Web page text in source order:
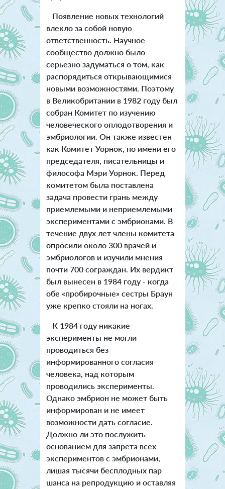
Появление новых технологий
влекло за собой новую
ответственность. Научное
сообщество должно было
серьезно задуматься о том, как
распорядиться открывающимися
новыми возможностями. Поэтому
в Великобритании в 1982 году был
собран Комитет по изучению
человеческого оплодотворения и
эмбриологии. Он также известен
как Комитет Уорнок, по имени его
председателя, писательницы и
философа Мэри Уорнок. Перед
комитетом была поставлена
задача провести грань между
приемлемыми и неприемлемыми
экспериментами с эмбрионами. В
течение двух лет члены комитета
опросили около 300 врачей и
эмбриологов и изучили мнения
почти 700 сограждан. Их вердикт
был вынесен в 1984 году - когда
обе «пробирочные» сестры Браун
уже крепко стояли на ногах.
К 1984 году никакие
эксперименты не могли
проводиться без
информированного согласия
человека, над которым
проводились эксперименты.
Однако эмбрион не может быть
информирован и не имеет
возможности дать согласие.
Должно ли это послужить
основанием для запрета всех
экспериментов с эмбрионами,
лишая тысячи бесплодных пар
шанса на репродукцию и оставляя